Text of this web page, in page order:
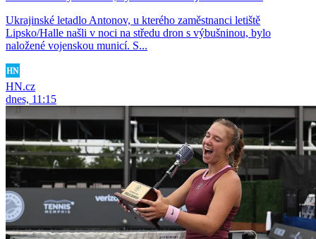
Ukrajinské letadlo Antonov, u kterého zaměstnanci letiště
Lipsko/Halle našli v noci na středu dron s výbušninou, bylo
naložené vojenskou municí. S...
HN.cz
dnes, 11:15